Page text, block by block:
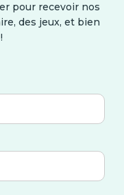
pour recevoir nos
des jeux, et bien